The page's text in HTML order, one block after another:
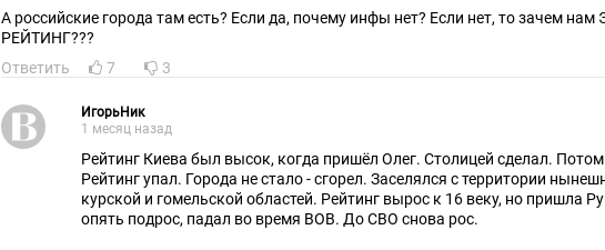
А российские города там есть? Если да, почему инфы нет? Если нет, то зачем нам
РЕЙТИНГ???
Ответить
7 3
ИгорьНик
1 месяц назад
Рейтинг Киева был высок, когда пришёл Олег. Столицей сделал.
Рейтинг упал. Города не стало - сгорел. Заселялся с территории
курской и гомельской областей. Рейтинг вырос к 16 веку, но пришла
опять подрос, падал во время ВОВ. До СВО снова рос.